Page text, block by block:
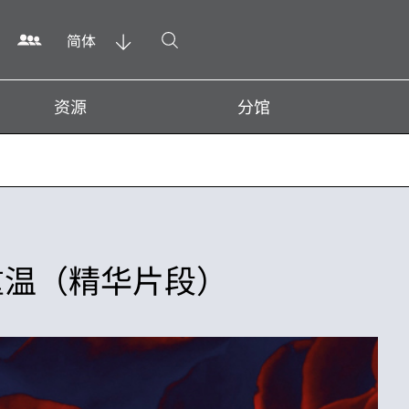
简体 打开搜寻
资源 分馆
（精华片段）